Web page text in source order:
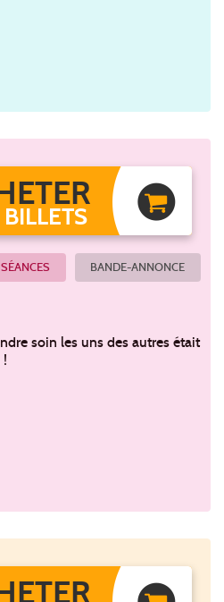
BANDE-ANNONCE
soin les uns des autres était
!